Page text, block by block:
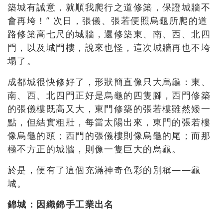
築城有誠意，就順我爬行之道修築，保證城牆不
會再垮！” 次日，張儀、張若便照烏龜所爬的道
路修築高七尺的城牆，還修築東、南、西、北四
門，以及城門樓，說來也怪，這次城牆再也不垮
塌了。
成都城很快修好了，形狀簡直像只大烏龜：東、
南、西、北四門正好是烏龜的四隻腳，西門修築
的張儀樓既高又大，東門修築的張若樓雖然矮一
點，但結實粗壯，每當太陽出來，東門的張若樓
像烏龜的頭；西門的張儀樓則像烏龜的尾；而那
極不方正的城牆，則像一隻巨大的烏龜。
於是，便有了這個充滿神奇色彩的別稱——龜
城。
錦城：因織錦手工業出名